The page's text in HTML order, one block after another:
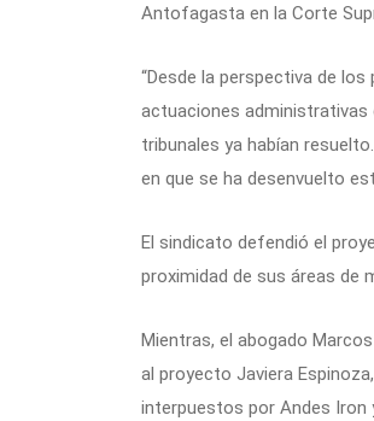
Antofagasta en la Corte
“Desde la perspectiva de
actuaciones administrativas
tribunales ya habían
en que se ha desenvuelto
El sindicato defendió el
proximidad de sus áreas de
Mientras, el abogado
al proyecto Javiera
interpuestos por Andes Iron